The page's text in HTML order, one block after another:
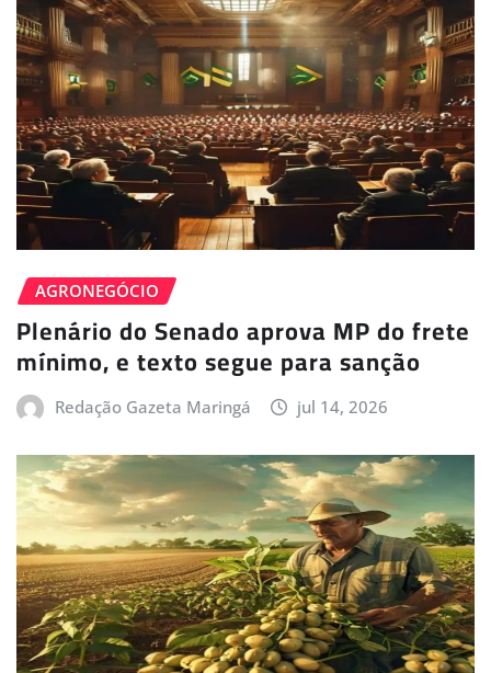
AGRONEGÓCIO
Plenário do Senado aprova MP do frete
mínimo, e texto segue para sanção
Redação Gazeta Maringá jul 14, 2026